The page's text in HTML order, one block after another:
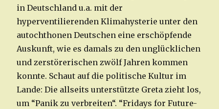
in Deutschland u.a. mit der
hyperventilierenden Klimahysterie unter den
autochthonen Deutschen eine erschöpfende
Auskunft, wie es damals zu den unglücklichen
und zerstörerischen zwölf Jahren kommen
konnte. Schaut auf die politische Kultur im
Lande: Die allseits unterstützte Greta zieht los,
um “Panik zu verbreiten“. “Fridays for Future-